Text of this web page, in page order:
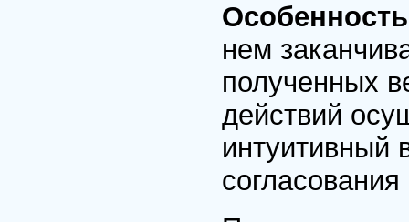
нем
полученных
действий
интуитивный